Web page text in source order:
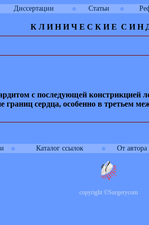
Диссертации ● Статьи ●
К Л И Н И Ч Е С К И Е С И Н
с последующей констрикцией
сердца, особенно в третьем
● Каталог ссылок ● От автора
copyright ©Surgerycom